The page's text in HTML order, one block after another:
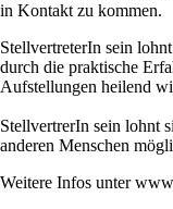
in Kontakt zu kommen.
StellvertreterIn sein
durch die praktische
Aufstellungen heilend
StellvertrerIn sein lohnt
anderen Menschen
Weitere Infos unter